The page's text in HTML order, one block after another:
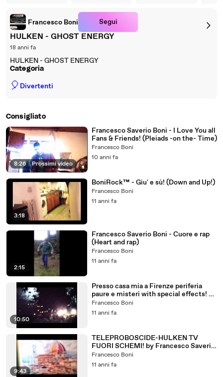
Francesco Boni Segui
HULKEN - GHOST ENERGY
18 anni fa
HULKEN - GHOST ENERGY
Categoria
🎈 Divertenti
Consigliato
8:26 | Prossimi video
Francesco Saverio Boni - I Love You all
Fans & Friends! (Pleiads -on the- Time)
Francesco Boni
10 anni fa
3:18
BoniRock™ - Giu' e sù! (Down and Up!)
Francesco Boni
11 anni fa
2:15
Francesco Saverio Boni - Cuore e rap
(Heart and rap)
Francesco Boni
11 anni fa
10:50
Presso casa mia a Firenze periferia
paure e misteri with special effects! by
Vostro Francesco S. Boni
Francesco Boni
11 anni fa
9:43
TELEPROBOSCIDE-HULKEN TV
FUORI SCHEMI! by Francesco Saverio
Boni
Francesco Boni
11 anni fa